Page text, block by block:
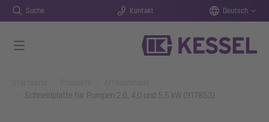
Suche Kontakt Deutsch
Schneidplatte für Pumpen 2,6, 4,0 und 5,5 kW (917853)